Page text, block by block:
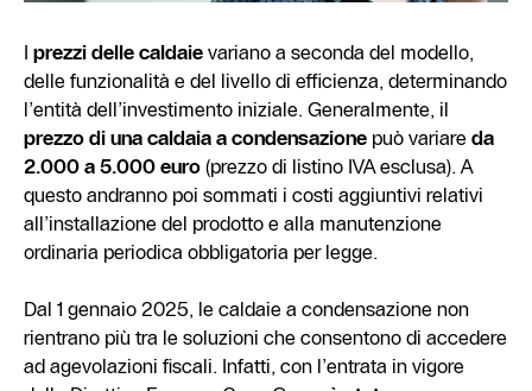
Iprezzi delle caldaie variano a seconda del modello,
delle funzionalità e del livello di efficienza, determinando
l’entità dell’investimento iniziale. Generalmente, il
prezzo di una caldaia a condensazione può variareda
2.000 a 5.000 euro(prezzo di listino IVA esclusa). A
questo andranno poi sommati i costi aggiuntivi relativi
all’installazione del prodotto e alla manutenzione
ordinaria periodica obbligatoria per legge.
Dal 1 gennaio 2025, le caldaie a condensazione non
rientrano più tra le soluzioni che consentono di accedere
ad agevolazioni fiscali. Infatti, con l’entrata in vigore